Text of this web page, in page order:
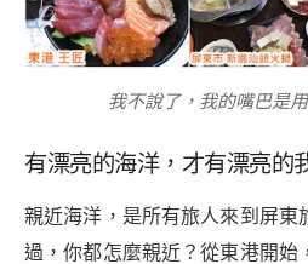
我不說了，我的嘴巴是
有漂亮的海洋，才有漂亮的
親近海洋，是所有旅人來到屏東
過，你都怎麼親近？從東港開始